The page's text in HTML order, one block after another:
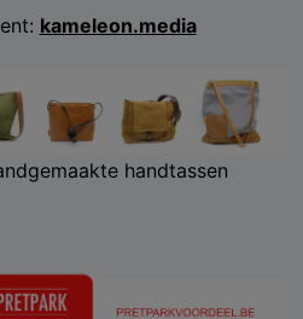
kameleon.media
handtassen